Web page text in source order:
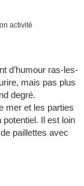
activité
d’humour ras-les-
mais pas plus
degré.
mer et les parties
potentiel. Il est loin
paillettes avec